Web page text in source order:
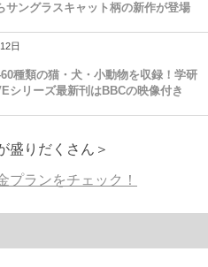
サングラスキャット柄の新作が登場
日
種類の猫・犬・小動物を収録！学研
シリーズ最新刊はBBCの映像付き
盛りだくさん＞
プランをチェック！